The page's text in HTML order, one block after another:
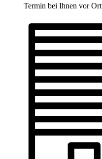
Termin bei Ihnen vor Ort